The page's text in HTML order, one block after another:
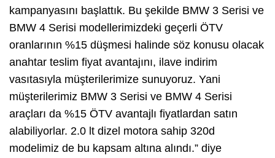
kampanyasını başlattık. Bu şekilde BMW 3 Serisi ve
BMW 4 Serisi modellerimizdeki geçerli ÖTV
oranlarının %15 düşmesi halinde söz konusu olacak
anahtar teslim fiyat avantajını, ilave indirim
vasıtasıyla müşterilerimize sunuyoruz. Yani
müşterilerimiz BMW 3 Serisi ve BMW 4 Serisi
araçları da %15 ÖTV avantajlı fiyatlardan satın
alabiliyorlar. 2.0 lt dizel motora sahip 320d
modelimiz de bu kapsam altına alındı.” diye